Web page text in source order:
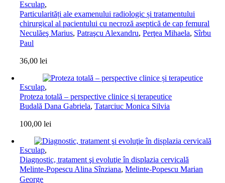
Esculap,
Particularități ale examenului radiologic și tratamentului
chirurgical al pacientului cu necroză aseptică de cap femural
Neculăeş Marius,Patraşcu Alexandru,Perţea Mihaela, Sîrbu
Paul
36,00lei
Esculap,
Proteza totală – perspective clinice și terapeutice
Budală Dana Gabriela,Tatarciuc Monica Silvia
100,00lei
Esculap,
Diagnostic, tratament şi evoluţie în displazia cervicală
Melinte-Popescu Alina Sînziana,Melinte-Popescu Marian
George